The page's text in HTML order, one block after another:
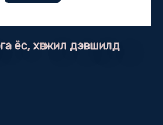
ёс, хөгжил дэвшилд